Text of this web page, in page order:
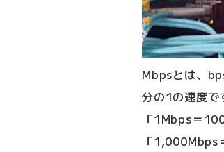
Mbpsとは、
分の1の速度で
「1Mbps＝
「1,000Mbps